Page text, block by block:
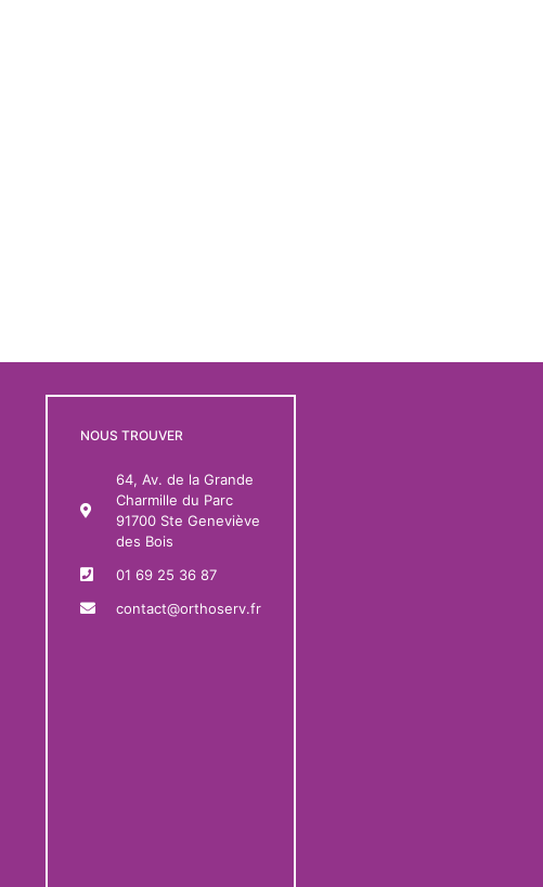
NOUS TROUVER
64, Av. de la Grande
Charmille du Parc
91700 Ste Geneviève
des Bois
01 69 25 36 87
contact@orthoserv.fr